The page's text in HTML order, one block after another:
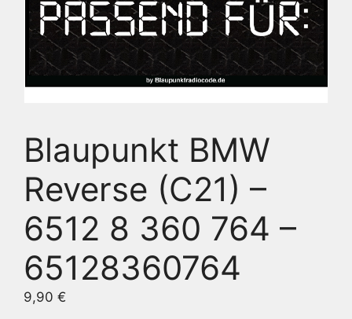
Blaupunkt BMW
Reverse (C21) –
6512 8 360 764 –
65128360764
9,90 €